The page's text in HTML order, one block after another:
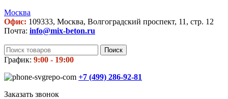
Москва
Офис: 109333, Москва, Волгоградский проспект, 11, стр. 12
Почта: info@mix-beton.ru
Поиск
График: 9:00 - 19:00
+7 (499) 286-92-81
Заказать звонок